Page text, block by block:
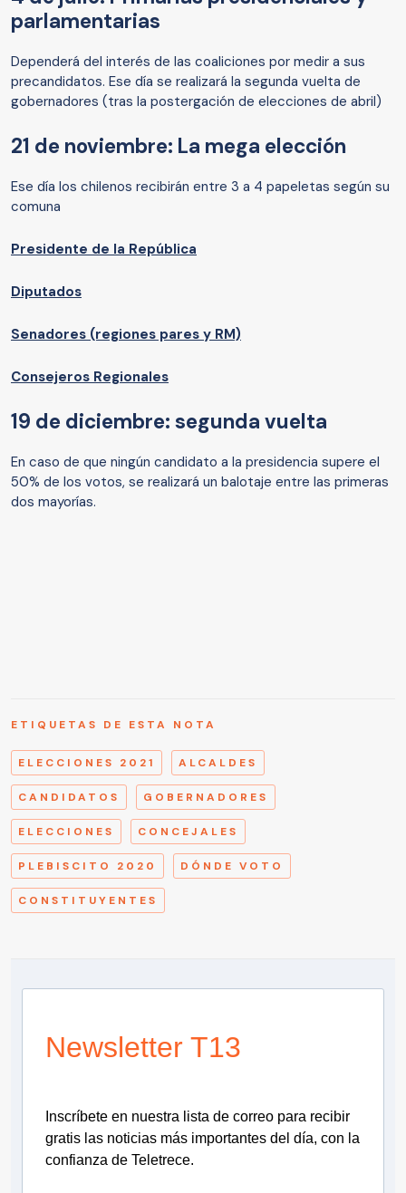
parlamentarias
Dependerá del interés de las coaliciones por medir a sus
precandidatos. Ese día se realizará la segunda vuelta de
gobernadores (tras la postergación de elecciones de abril)
21 de noviembre: La mega elección
Ese día los chilenos recibirán entre 3 a 4 papeletas según su
comuna
Presidente de la República
Diputados
Senadores (regiones pares y RM)
Consejeros Regionales
19 de diciembre: segunda vuelta
En caso de que ningún candidato a la presidencia supere el
50% de los votos, se realizará un balotaje entre las primeras
dos mayorías.
ETIQUETAS DE ESTA NOTA
ELECCIONES 2021 ALCALDES
CANDIDATOS GOBERNADORES
ELECCIONES CONCEJALES
PLEBISCITO 2020 DÓNDE VOTO
CONSTITUYENTES
Newsletter T13
Inscríbete en nuestra lista de correo para recibir
gratis las noticias más importantes del día, con la
confianza de Teletrece.